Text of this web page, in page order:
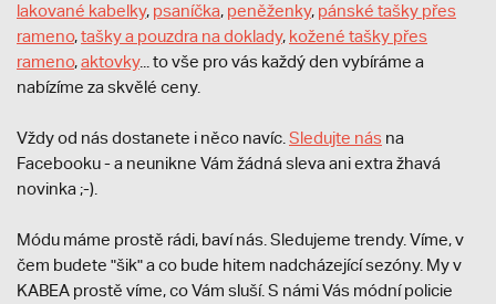
lakované kabelky, psaníčka, peněženky, pánské tašky přes
rameno,tašky a pouzdra na doklady, kožené tašky přes
rameno,aktovky... to vše pro vás každý den vybíráme a
nabízíme za skvělé ceny.
Vždy od nás dostanete i něco navíc. Sledujte nás na
Facebooku - a neunikne Vám žádná sleva ani extra žhavá
novinka ;-).
Módu máme prostě rádi, baví nás. Sledujeme trendy. Víme, v
čem budete "šik" a co bude hitem nadcházející sezóny. My v
KABEA prostě víme, co Vám sluší. S námi Vás módní policie